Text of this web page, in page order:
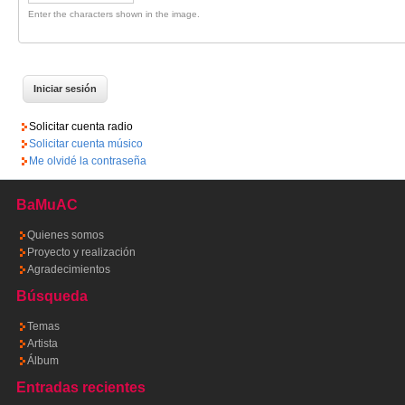
Enter the characters shown in the image.
Solicitar cuenta radio
Solicitar cuenta músico
Me olvidé la contraseña
BaMuAC
Quienes somos
Proyecto y realización
Agradecimientos
Búsqueda
Temas
Artista
Álbum
Entradas recientes